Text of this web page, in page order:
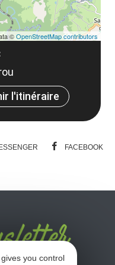
l'itinéraire
©OpenStreetMap contributors
FACEBOOK
you control